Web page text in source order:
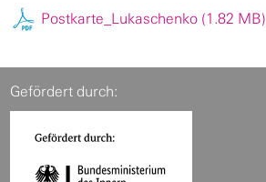
Postkarte_Lukaschenko (1.82 MB)
Gefördert durch: